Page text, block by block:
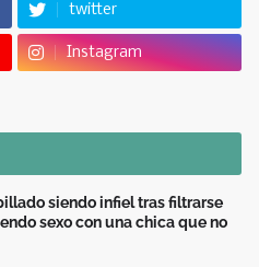
twitter
Instagram
siendo infiel tras filtrarse
sexo con una chica que no